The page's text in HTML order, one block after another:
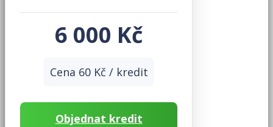
6 000 Kč
Cena 60 Kč / kredit
Objednat kredit